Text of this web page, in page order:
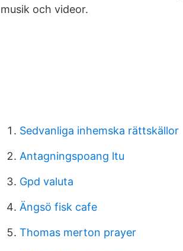
musik och videor.
Sedvanliga inhemska rättskällor
Antagningspoang ltu
Gpd valuta
Ängsö fisk cafe
Thomas merton prayer